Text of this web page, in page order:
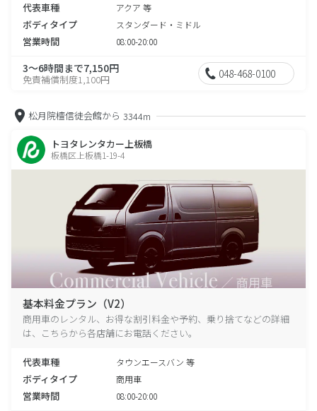
代表車種 アクア 等
ボディタイプ スタンダード・ミドル
営業時間 08:00-20:00
3～6時間まで7,150円
免責補償制度1,100円 048-468-0100
松月院檀信徒会館から 3344m
トヨタレンタカー上板橋
板橋区上板橋1-19-4
基本料金プラン（V2）
商用車のレンタル、お得な割引料金や予約、乗り捨てなどの詳細
は、こちらから各店舗にお電話ください。
代表車種 タウンエースバン 等
ボディタイプ 商用車
営業時間 08:00-20:00